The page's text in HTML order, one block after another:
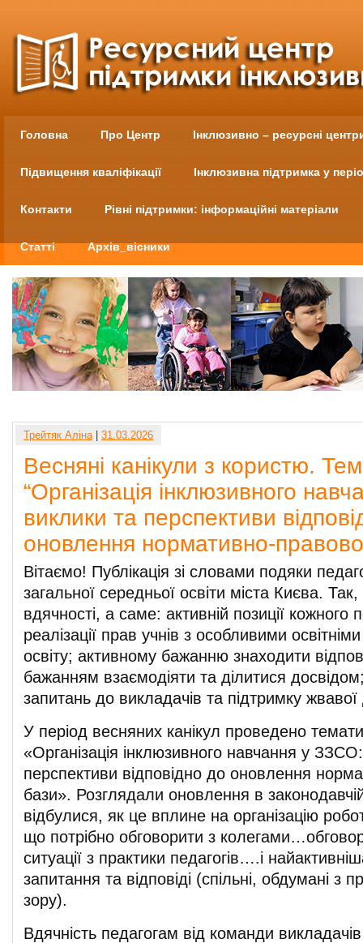
Головна Про Центр Інклюзивно – ресурсні
Підвищення кваліфікації Інклюзивна підтримка у
Контакти Рівні підтримки: інформаційні матеріали
Статті Архів_вісники
Трейтяк Аліна| 31.03.2026
Весняні канікули з користю.
“Організація інклюзивного
виклики та перспективи
оновлення нормативно-
Вітаємо! Публікація зі словами подяки
загальної середньої освіти міста Києва.
вдячності, а саме: активній позиції кожного
реалізації прав учнів з особливими
освіту; активному бажанню знаходити
бажанням взаємодіяти та ділитися
запитань до викладачів та підтримку жвавої
У період весняних канікул проведено
«Організація інклюзивного навчання у
перспективи відповідно до оновлення
бази». Розглядали оновлення в законодавчій
відбулися, як це вплине на організацію
що потрібно обговорити з
ситуації з практики педагогів….і
запитання та відповіді (спільні, обдумані з
зору).
Вдячність педагогам від команди викладачів